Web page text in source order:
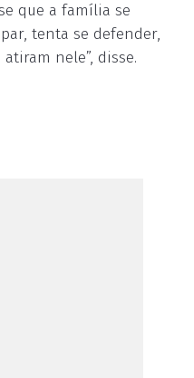
que a família se
tenta se defender,
nele”, disse.